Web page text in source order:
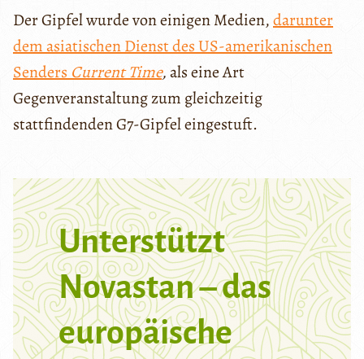
Der Gipfel wurde von einigen Medien,darunter
dem asiatischen Dienst des US-amerikanischen
Senders Current Time,als eine Art
Gegenveranstaltung zum gleichzeitig
stattfindenden G7-Gipfel eingestuft.
Unterstützt
Novastan – das
europäische